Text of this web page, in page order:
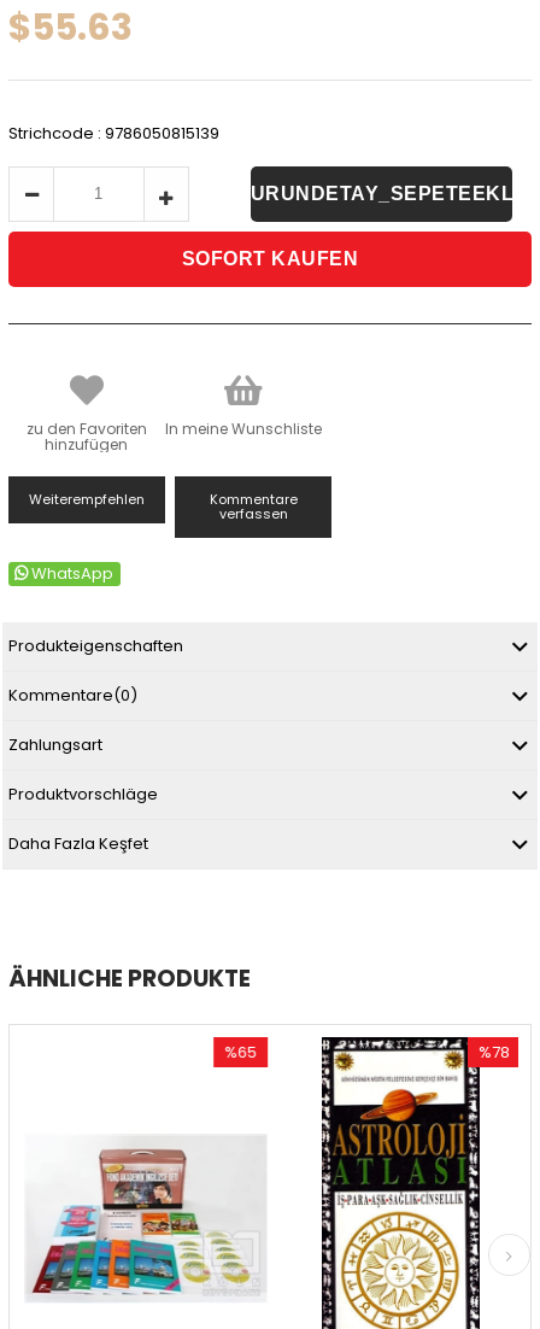
$55.63
Strichcode : 9786050815139
zu den Favoriten
hinzufügen
In meine Wunschliste
Weiterempfehlen Kommentare
verfassen
WhatsApp
Produkteigenschaften
Kommentare(0)
Zahlungsart
Produktvorschläge
Daha Fazla Keşfet
ÄHNLICHE PRODUKTE
%65
%78
Rabatt
%78Rabatt